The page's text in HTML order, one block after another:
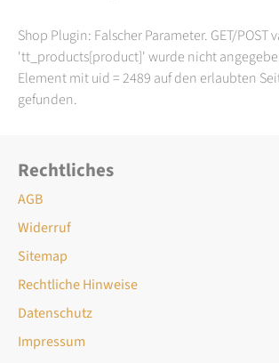
Shop Plugin: Falscher Parameter. GET/POST
'tt_products[product]' wurde nicht
Element mit uid = 2489 auf den erlaubten
gefunden.
Rechtliches
AGB
Widerruf
Sitemap
Rechtliche Hinweise
Datenschutz
Impressum